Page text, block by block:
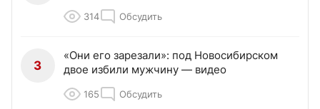
314 Обсудить
3
«Они его зарезали»: под Новосибирском
двое избили мужчину — видео
165 Обсудить